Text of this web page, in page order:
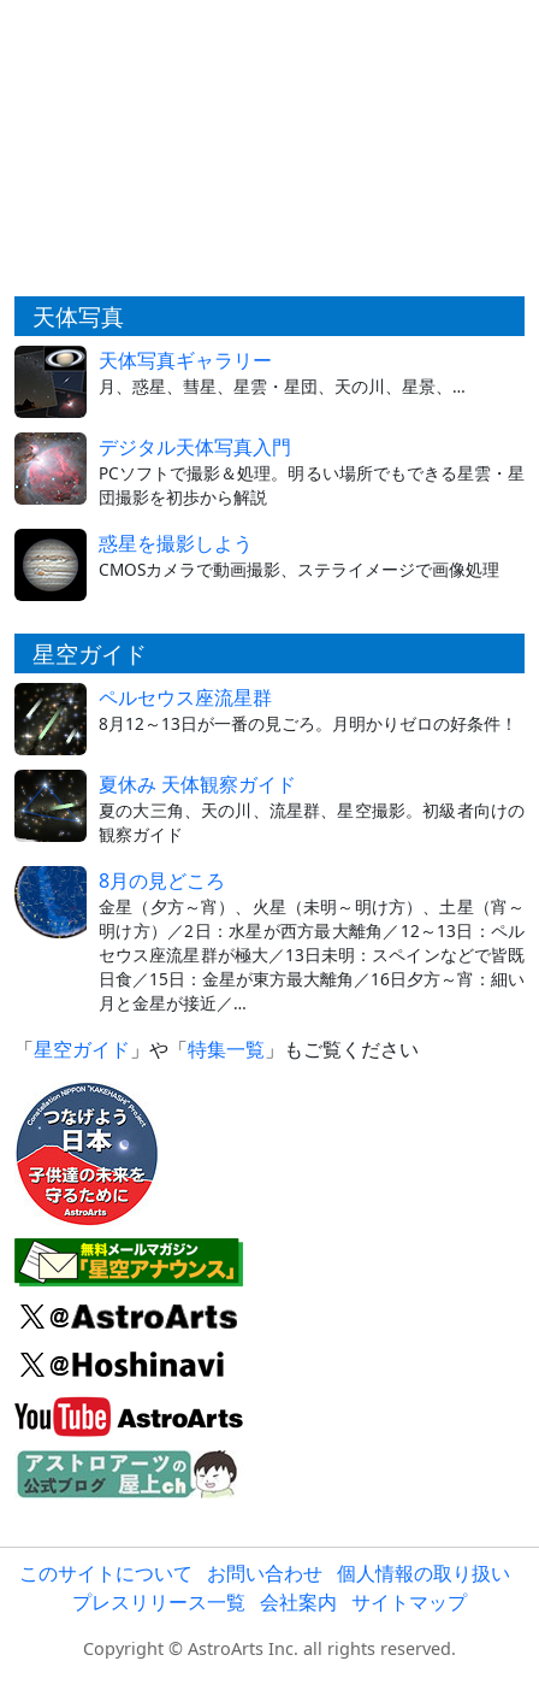
天体写真
天体写真ギャラリー
月、惑星、彗星、星雲・星団、天の川、星景、…
デジタル天体写真入門
PCソフトで撮影＆処理。明るい場所でもできる星雲・星
団撮影を初歩から解説
惑星を撮影しよう
CMOSカメラで動画撮影、ステライメージで画像処理
星空ガイド
ペルセウス座流星群
8月12～13日が一番の見ごろ。月明かりゼロの好条件！
夏休み 天体観察ガイド
夏の大三角、天の川、流星群、星空撮影。初級者向けの
観察ガイド
8月の見どころ
金星（夕方～宵）、火星（未明～明け方）、土星（宵～
明け方）／2日：水星が西方最大離角／12～13日：ペル
セウス座流星群が極大／13日未明：スペインなどで皆既
日食／15日：金星が東方最大離角／16日夕方～宵：細い
月と金星が接近／…
「星空ガイド 」や「特集一覧 」もご覧ください
このサイトについて お問い合わせ 個人情報の取り扱い
プレスリリース一覧 会社案内 サイトマップ
Copyright © AstroArts Inc. all rights reserved.